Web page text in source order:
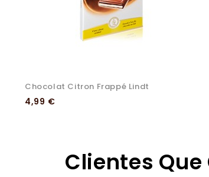
Chocolat Citron Frappé Lindt
Preço
4,99 €
Clientes